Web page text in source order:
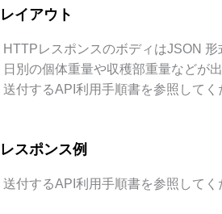
レイアウト
HTTPレスポンスのボディはJSON 形
日別の個体重量や収穫部重量などが
送付するAPI利用手順書を参照してく
レスポンス例
送付するAPI利用手順書を参照してく